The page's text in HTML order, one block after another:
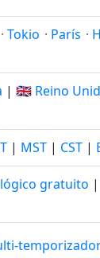
· Tokio · París ·
| 🇬🇧 Reino
| MST | CST |
gratuito |